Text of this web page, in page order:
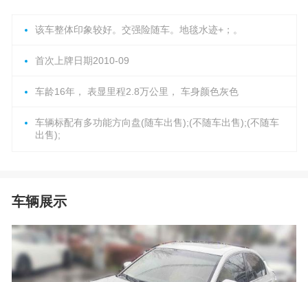
该车整体印象较好。交强险随车。地毯水迹+；。
首次上牌日期2010-09
车龄16年， 表显里程2.8万公里， 车身颜色灰色
车辆标配有多功能方向盘(随车出售);(不随车出售);(不随车
出售);
车辆展示